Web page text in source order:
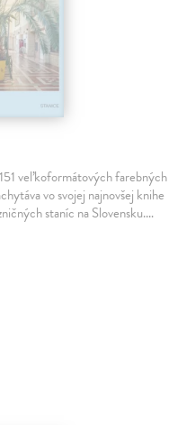
veľkoformátových farebných
vo svojej najnovšej knihe
staníc na Slovensku.…